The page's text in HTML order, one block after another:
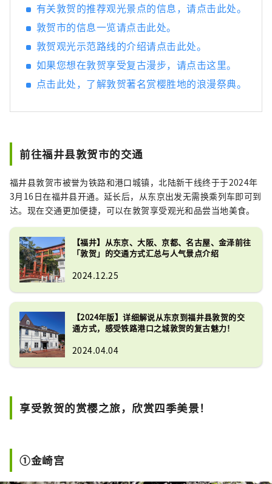
有关敦贺的推荐观光景点的信息，请点击此处。
敦贺市的信息一览请点击此处。
敦贺观光示范路线的介绍请点击此处。
如果您想在敦贺享受复古漫步，请点击这里。
点击此处，了解敦贺著名赏樱胜地的浪漫祭典。
前往福井县敦贺市的交通
福井县敦贺市被誉为铁路和港口城镇，北陆新干线终于于2024年
3月16日在福井县开通。延长后，从东京出发无需换乘列车即可到
达。现在交通更加便捷，可以在敦贺享受观光和品尝当地美食。
【福井】从东京、大阪、京都、名古屋、金泽前往
「敦贺」的交通方式汇总与人气景点介绍
2024.12.25
【2024年版】详细解说从东京到福井县敦贺的交
通方式，感受铁路港口之城敦贺的复古魅力！
2024.04.04
享受敦贺的赏樱之旅，欣赏四季美景！
①金崎宫